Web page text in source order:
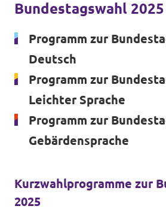
Jobs bei Volt
Unsere Teams in BW
Datenschutz
Impressum
Bundestagswahl 2025
Programm zur
Deutsch
Programm zur
Leichter Sprache
Programm zur
Gebärdensprache
Kurzwahlprogramme zur
2025